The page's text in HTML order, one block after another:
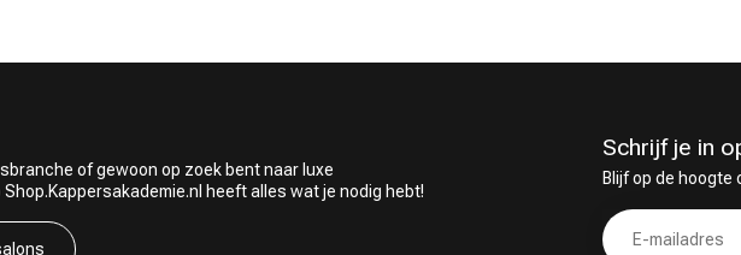
of gewoon op zoek bent naar luxe
heeft alles wat je nodig hebt!
Schrijf je in
Blijf op de